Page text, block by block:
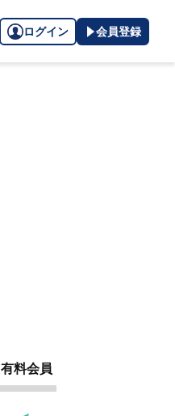
ログイン 会員登録
有料会員